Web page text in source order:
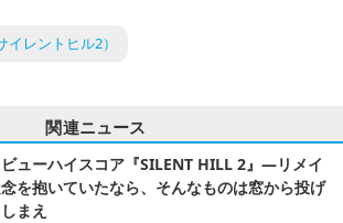
イレントヒル2）
関連ニュース
ューハイスコア『SILENT HILL 2』―リメイ
を抱いていたなら、そんなものは窓から投げ
まえ